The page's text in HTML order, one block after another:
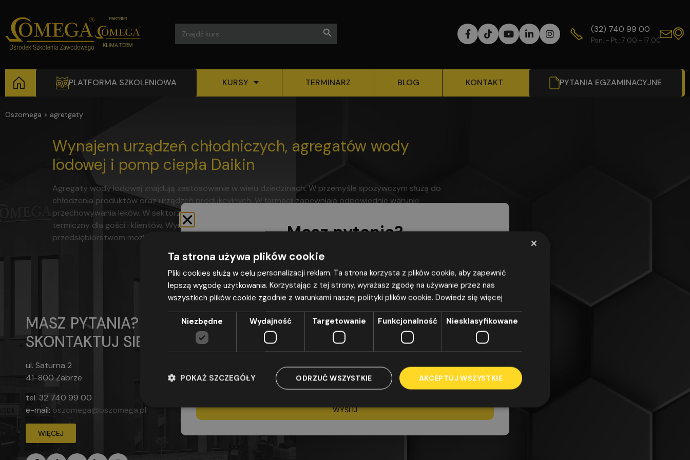
Search
for:
Search Button
(32) 740 99 00
Pon. - Pt.: 7:00 - 17:00
PLATFORMA SZKOLENIOWA KURSY TERMINARZ BLOG KONTAKT PYTANIA EGZAMINACYJNE
Oszomega > agretgaty
Wynajem urządzeń chłodniczych, agregatów wody
lodowej i pomp ciepła Daikin
Agregaty wody lodowej znajdują zastosowanie w wielu dziedzinach. W przemyśle spożywczym służą do
chłodzenia produktów oraz urządzeń produkcyjnych. W farmacji zapewniają odpowiednie warunki
przechowywania leków. W sektorze usług, takich jak hotele czy centra handlowe, zapewniają komfort
termiczny dla gości i klientów. Wynajem agregatów wody lodowej to opcja, która daje
przedsiębiorstwom możliwość korzystania z zaawansowanych technologii […]
MASZ PYTANIA?
SKONTAKTUJ SIĘ
ul. Saturna 2
41-800 Zabrze
tel. 32 740 99 00
e-mail: oszomega@oszomega.pl
WIĘCEJ
×
Ta strona używa plików cookie
Pliki cookies służą w celu personalizacji reklam. Ta strona korzysta z plików cookie, aby zapewnić
lepszą wygodę użytkowania. Korzystając z tej strony, wyrażasz zgodę na używanie przez nas
wszystkich plików cookie zgodnie z warunkami naszej polityki plików cookie. Dowiedz się więcej
Niezbędne Wydajność Targetowanie Funkcjonalność Niesklasyfikowane
AKCEPTUJ WSZYSTKIE
ODRZUĆ WSZYSTKIE
POKAŻ SZCZEGÓŁY
Masz pytania?
Zostaw nr, a my
Wyrażam zgodę na przetwarzanie moich danych osobowych w postaci imienia, nazwiska,
adresu e-mail i nr tel. (jeżeli został podany), podanych w powyższym formularzu, zgodnie z
przepisami rozporządzenia Parlamentu Europejskiego i Rady (UE) 2016/679 z dnia 27 kwietnia
2016 r. w sprawie ochrony osób fizycznych w związku z przetwarzaniem danych osobowych i
w sprawie swobodnego przepływu takich danych oraz uchylenia dyrektywy 95/46/WE
udzielenia odpowiedzi na złożone zapytanie. Żądanie usunięcia danych proszę kierować na
adres oszomega@oszomega.pl
WYŚLIJ